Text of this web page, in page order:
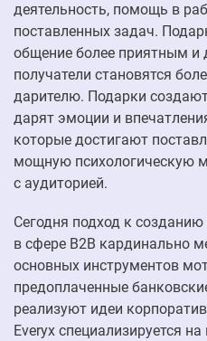
деятельность, помощь в
поставленных задач.
общение более приятным и
получатели становятся
дарителю. Подарки
дарят эмоции и
которые достигают
мощную психологическую
с аудиторией.
Сегодня подход к
в сфере B2B кардинально
основных инструментов
предоплаченные
реализуют идеи
Everyx специализируется